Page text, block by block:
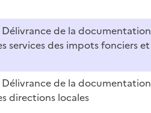
Délivrance de la documentation
services des impots fonciers et
Délivrance de la documentation
directions locales